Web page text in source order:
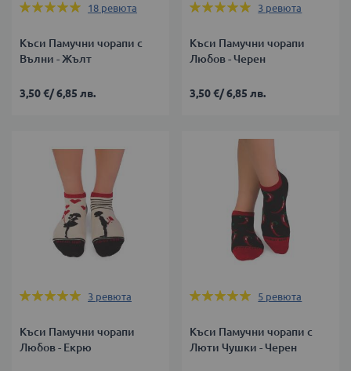
Оценка:
18 ревюта
Къси Памучни чорапи с
Вълни - Жълт
3,50 €/6,85 лв.
Оценка:
3 ревюта
Къси Памучни чорапи
Любов - Черен
3,50 €/6,85 лв.
Оценка:
3 ревюта
Къси Памучни чорапи
Любов - Екрю
Оценка:
5 ревюта
Къси Памучни чорапи с
Люти Чушки - Черен